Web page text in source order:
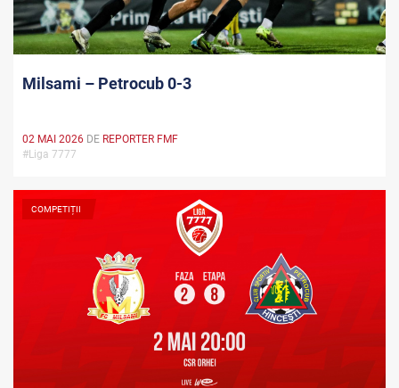
Milsami – Petrocub 0-3
02 MAI 2026 DE REPORTER FMF
#Liga 7777
COMPETIȚII